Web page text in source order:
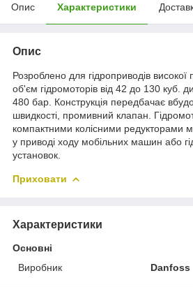
Опис Характеристики
Опис
Розроблено для гідроприводів високої
об'єм гідромоторів від 42 до 130 куб.
480 бар. Конструкція передбачає
швидкості, промивний клапан.
компактними колісними редукторами
у приводі ходу мобільних машин або
установок.
Приховати
Характеристики
Основні
Виробник
Danfoss